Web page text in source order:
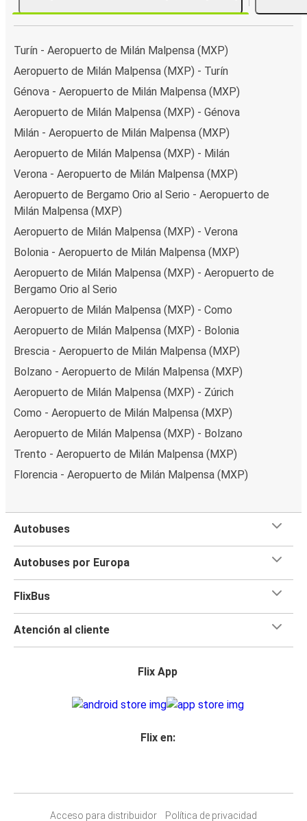
Turín - Aeropuerto de Milán Malpensa (MXP)
Aeropuerto de Milán Malpensa (MXP) - Turín
Génova - Aeropuerto de Milán Malpensa (MXP)
Aeropuerto de Milán Malpensa (MXP) - Génova
Milán - Aeropuerto de Milán Malpensa (MXP)
Aeropuerto de Milán Malpensa (MXP) - Milán
Verona - Aeropuerto de Milán Malpensa (MXP)
Aeropuerto de Bergamo Orio al Serio - Aeropuerto de
Milán Malpensa (MXP)
Aeropuerto de Milán Malpensa (MXP) - Verona
Bolonia - Aeropuerto de Milán Malpensa (MXP)
Aeropuerto de Milán Malpensa (MXP) - Aeropuerto de
Bergamo Orio al Serio
Aeropuerto de Milán Malpensa (MXP) - Como
Aeropuerto de Milán Malpensa (MXP) - Bolonia
Brescia - Aeropuerto de Milán Malpensa (MXP)
Bolzano - Aeropuerto de Milán Malpensa (MXP)
Aeropuerto de Milán Malpensa (MXP) - Zúrich
Como - Aeropuerto de Milán Malpensa (MXP)
Aeropuerto de Milán Malpensa (MXP) - Bolzano
Trento - Aeropuerto de Milán Malpensa (MXP)
Florencia - Aeropuerto de Milán Malpensa (MXP)
Autobuses
Autobuses por Europa
FlixBus
Atención al cliente
Flix App
Flix en:
Acceso para distribuidor Política de privacidad